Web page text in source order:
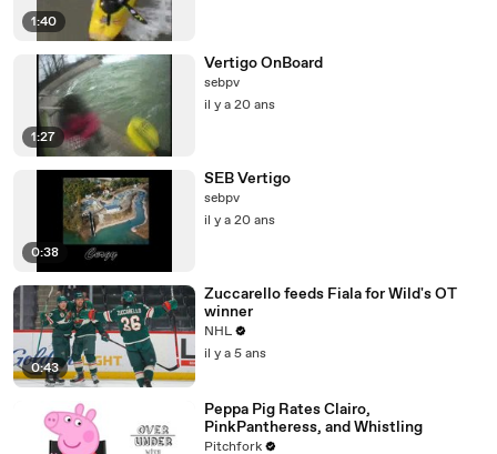
1:40
1:27
Vertigo OnBoard
sebpv
il y a 20 ans
0:38
SEB Vertigo
sebpv
il y a 20 ans
0:43
Zuccarello feeds Fiala for Wild's OT
winner
NHL
il y a 5 ans
Peppa Pig Rates Clairo,
PinkPantheress, and Whistling
Pitchfork